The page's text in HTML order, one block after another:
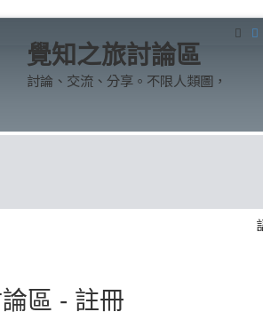
覺知之旅討論區
討論、交流、分享。不限人類圖，
搜尋
區 - 註冊